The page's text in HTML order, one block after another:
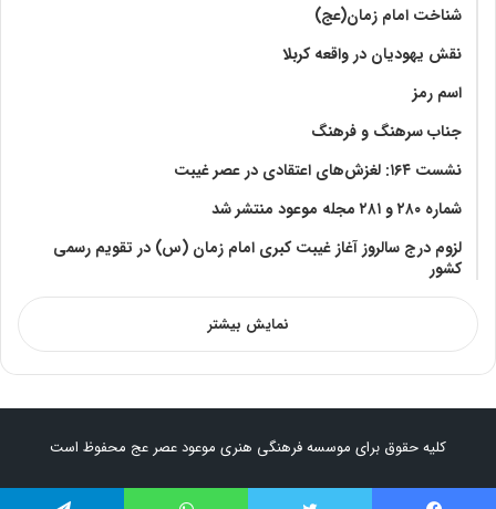
شناخت امام زمان(عج)
نقش یهودیان در واقعه کربلا
اسم رمز
جناب سرهنگ و فرهنگ
نشست ۱۶۴: لغزش‌های اعتقادی در عصر غیبت
شماره ۲۸۰ و ۲۸۱ مجله موعود منتشر شد
لزوم درج سالروز آغاز غیبت کبری امام زمان (س) در تقویم رسمی
کشور
نمایش بیشتر
کلیه حقوق برای موسسه فرهنگی هنری موعود عصر عج محفوظ است